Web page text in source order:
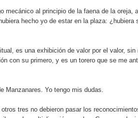
al principio de la faena de la oreja,
hecho yo de estar en la plaza: ¿hubiera
es una exhibición de valor por el valor, sin
con su primero, y es un torero que se me
Manzanares. Yo tengo mis dudas.
tres no debieron pasar los